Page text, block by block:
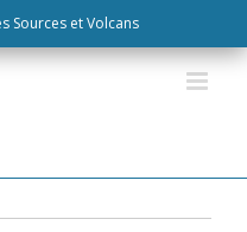
Sources et Volcans